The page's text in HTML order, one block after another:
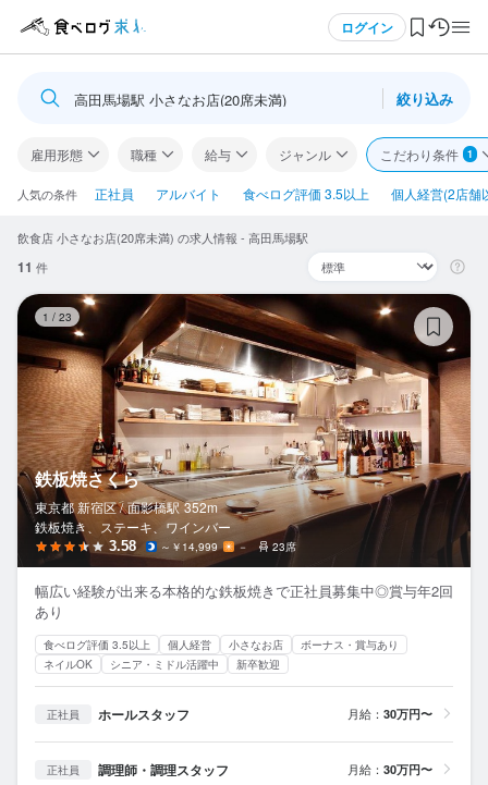
ログイン
ログイン・無料会員登録
食べログ求人TOP
求人検索
閲覧履歴
気になる求人
検索履歴・保存した条件
応募履歴
WEB履歴書
スカウト・メルマガ受信設定
ヘルプ・お問い合わせフォーム
食べログ求人PRESS
プライバシーポリシー
高田馬場駅 小さなお店(20席未満) 絞り込み
雇用形態 職種 給与 ジャンル こだわり条件 1
人気の条件 正社員 アルバイト 食べログ評価 3.5以上 個人経営(2店舗
飲食店 小さなお店(20席未満) の求人情報 - 高田馬場駅
11 件
1 / 23
鉄板焼さくら
東京都 新宿区 / 面影橋駅 352m
鉄板焼き、ステーキ、ワインバー
3.58 ～￥14,999 － 23席
幅広い経験が出来る本格的な鉄板焼きで正社員募集中◎賞与年2回
あり
食べログ評価 3.5以上 個人経営 小さなお店
ボーナス・賞与あり
ネイルOK
シニア・ミドル活躍中 新卒歓迎
正社員 ホールスタッフ 月給： 30万円〜
正社員 調理師・調理スタッフ 月給： 30万円〜